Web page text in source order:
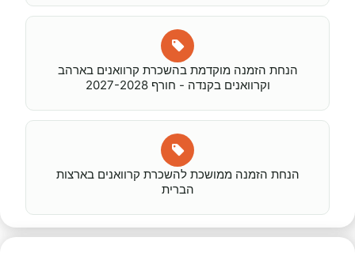
הנחת הזמנה מוקדמת בהשכרת קרוואנים בארהב
וקרוואנים בקנדה - חורף 2027-2028
הנחת הזמנה ממושכת להשכרת קרוואנים בארצות
הברית